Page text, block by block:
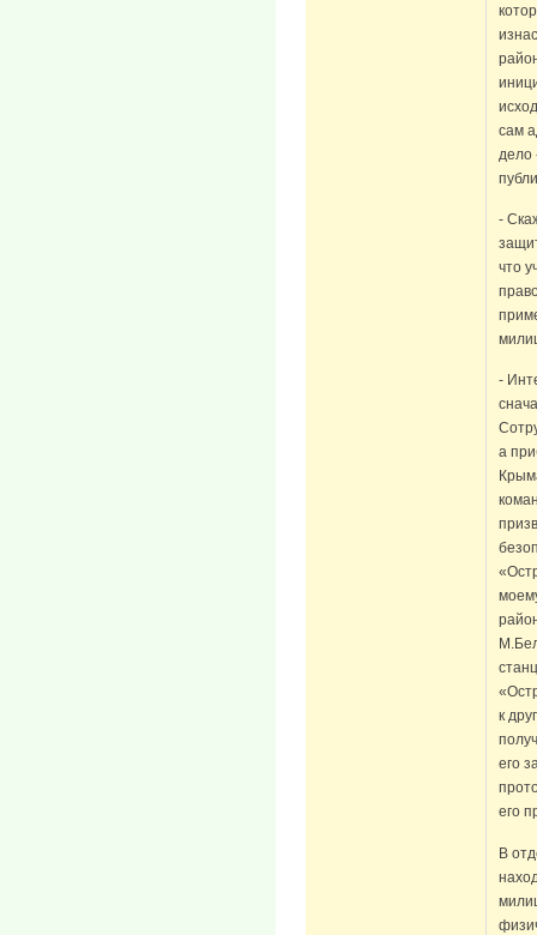
сам
дело
-
что
-
а
к
его
его
В